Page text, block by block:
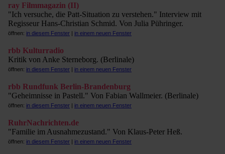
ray Filmmagazin (II)
"Ich versuche, die Patt-Situation zu verstehen." Interview mit
Regisseur Hans-Christian Schmid. Von Julia Pühringer.
öffnen: in diesem Fenster | in einem neuen Fenster
rbb Kulturradio
Kritik von Anke Sterneborg. (Berlinale)
öffnen: in diesem Fenster | in einem neuen Fenster
rbb Rundfunk Berlin-Brandenburg
"Geheimnisse in Pastell." Von Fabian Wallmeier. (Berlinale)
öffnen: in diesem Fenster | in einem neuen Fenster
RuhrNachrichten.de
"Familie im Ausnahmezustand." Von Klaus-Peter Heß.
öffnen: in diesem Fenster | in einem neuen Fenster